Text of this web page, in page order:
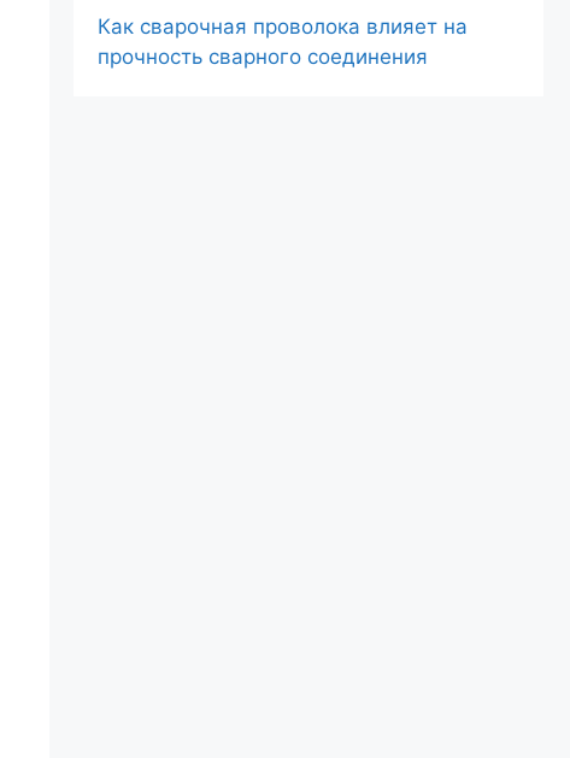
Как сварочная проволока влияет на
прочность сварного соединения